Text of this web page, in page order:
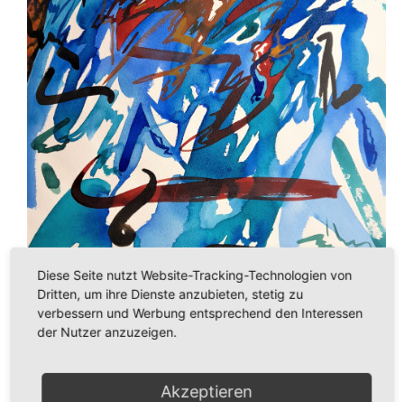
Diese Seite nutzt Website-Tracking-Technologien von
Dritten, um ihre Dienste anzubieten, stetig zu
verbessern und Werbung entsprechend den Interessen
der Nutzer anzuzeigen.
Akzeptieren